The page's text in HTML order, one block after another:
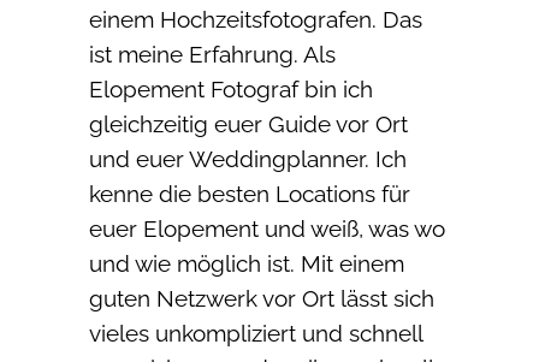
einem Hochzeitsfotografen. Das
ist meine Erfahrung. Als
Elopement Fotograf bin ich
gleichzeitig euer Guide vor Ort
und euer Weddingplanner. Ich
kenne die besten Locations für
euer Elopement und weiß, was wo
und wie möglich ist. Mit einem
guten Netzwerk vor Ort lässt sich
vieles unkompliziert und schnell